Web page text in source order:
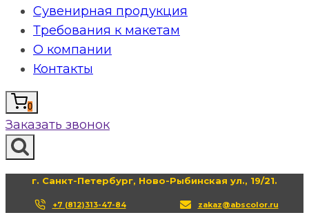
Сувенирная продукция
Требования к макетам
О компании
Контакты
0
Заказать звонок
г. Санкт-Петербург, Ново-Рыбинская ул., 19/21.
+7 (812)313-47-84 zakaz@abscolor.ru